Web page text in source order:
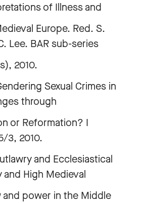
of Illness and
Europe. Red. S.
Lee. BAR sub-series
2010.
Sexual Crimes in
through
or Reformation? I
3, 2010.
and Ecclesiastical
and High Medieval
and power in the Middle